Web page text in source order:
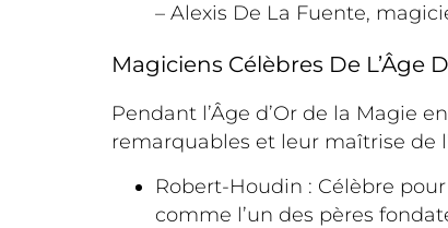
– Alexis De La Fuente,
Magiciens Célèbres De L’Âge
Pendant l’Âge d’Or de la Magie
remarquables et leur maîtrise de
Robert-Houdin : Célèbre
comme l’un des pères